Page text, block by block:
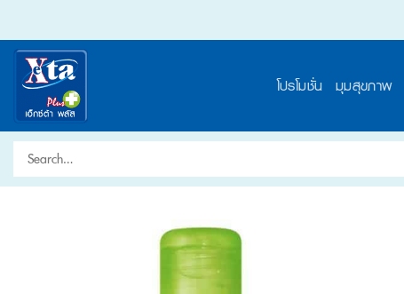
content
โปรโมชั่น มุมสุขภาพ
Search
for: